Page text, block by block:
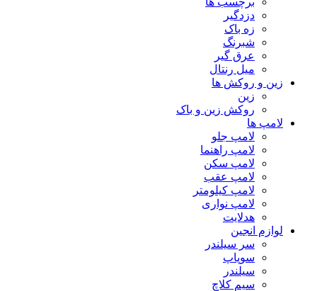
دزدگیر
زه باک
شبرنگ
عرق گیر
میل رنتال
زین و روکش ها
زین
روکش زین و باک
لامپ ها
لامپ جلو
لامپ راهنما
لامپ سکن
لامپ عقب
لامپ کیلومتر
لامپ نواری
هدلایت
لوازم انجین
سر سیلندر
سوپاپ
سیلندر
سیم کلاچ